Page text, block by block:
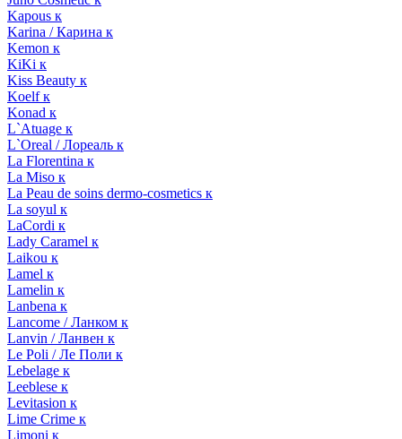
Kapous к
Karina / Карина к
Kemon к
KiKi к
Kiss Beauty к
Koelf к
Konad к
L`Atuage к
L`Oreal / Лореаль к
La Florentina к
La Miso к
La Peau de soins dermo-cosmetics к
La soyul к
LaCordi к
Lady Caramel к
Laikou к
Lamel к
Lamelin к
Lanbena к
Lancome / Ланком к
Lanvin / Ланвен к
Le Poli / Ле Поли к
Lebelage к
Leeblese к
Levitasion к
Lime Crime к
Limoni к